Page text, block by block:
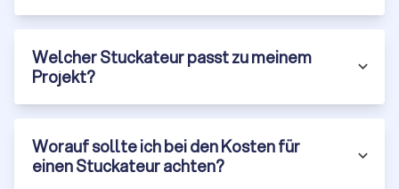
Welcher Stuckateur passt zu meinem
Projekt?
Worauf sollte ich bei den Kosten für
einen Stuckateur achten?